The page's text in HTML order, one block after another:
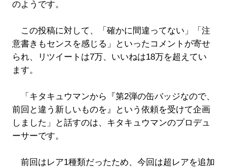
のようです。
この投稿に対して、「確かに間違ってない」「注
意書きもセンスを感じる」といったコメントが寄せ
られ、リツイートは7万、いいねは18万を超えてい
ます。
「キタキュウマンから『第2弾の缶バッジなので、
前回と違う新しいものを』という依頼を受けて企画
しました」と話すのは、キタキュウマンのプロデュ
ーサーです。
前回はレア1種類だったため、今回は超レアを追加